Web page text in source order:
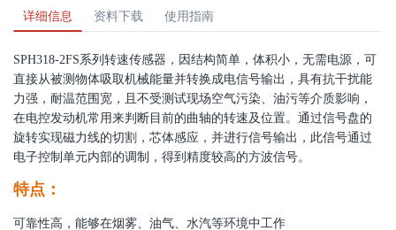
详细信息 资料下载 使用指南
SPH318-2FS系列转速传感器，因结构简单，体积小，无需电源，可
直接从被测物体吸取机械能量并转换成电信号输出，具有抗干扰能
力强，耐温范围宽，且不受测试现场空气污染、油污等介质影响，
在电控发动机常用来判断目前的曲轴的转速及位置。通过信号盘的
旋转实现磁力线的切割，芯体感应，并进行信号输出，此信号通过
电子控制单元内部的调制，得到精度较高的方波信号。
特点：
可靠性高，能够在烟雾、油气、水汽等环境中工作